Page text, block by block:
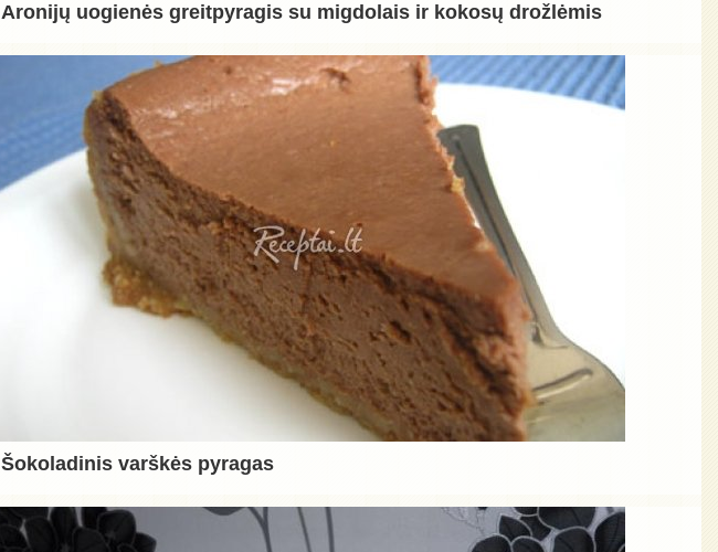
Aronijų uogienės greitpyragis su migdolais ir kokosų drožlėmis
Šokoladinis varškės pyragas